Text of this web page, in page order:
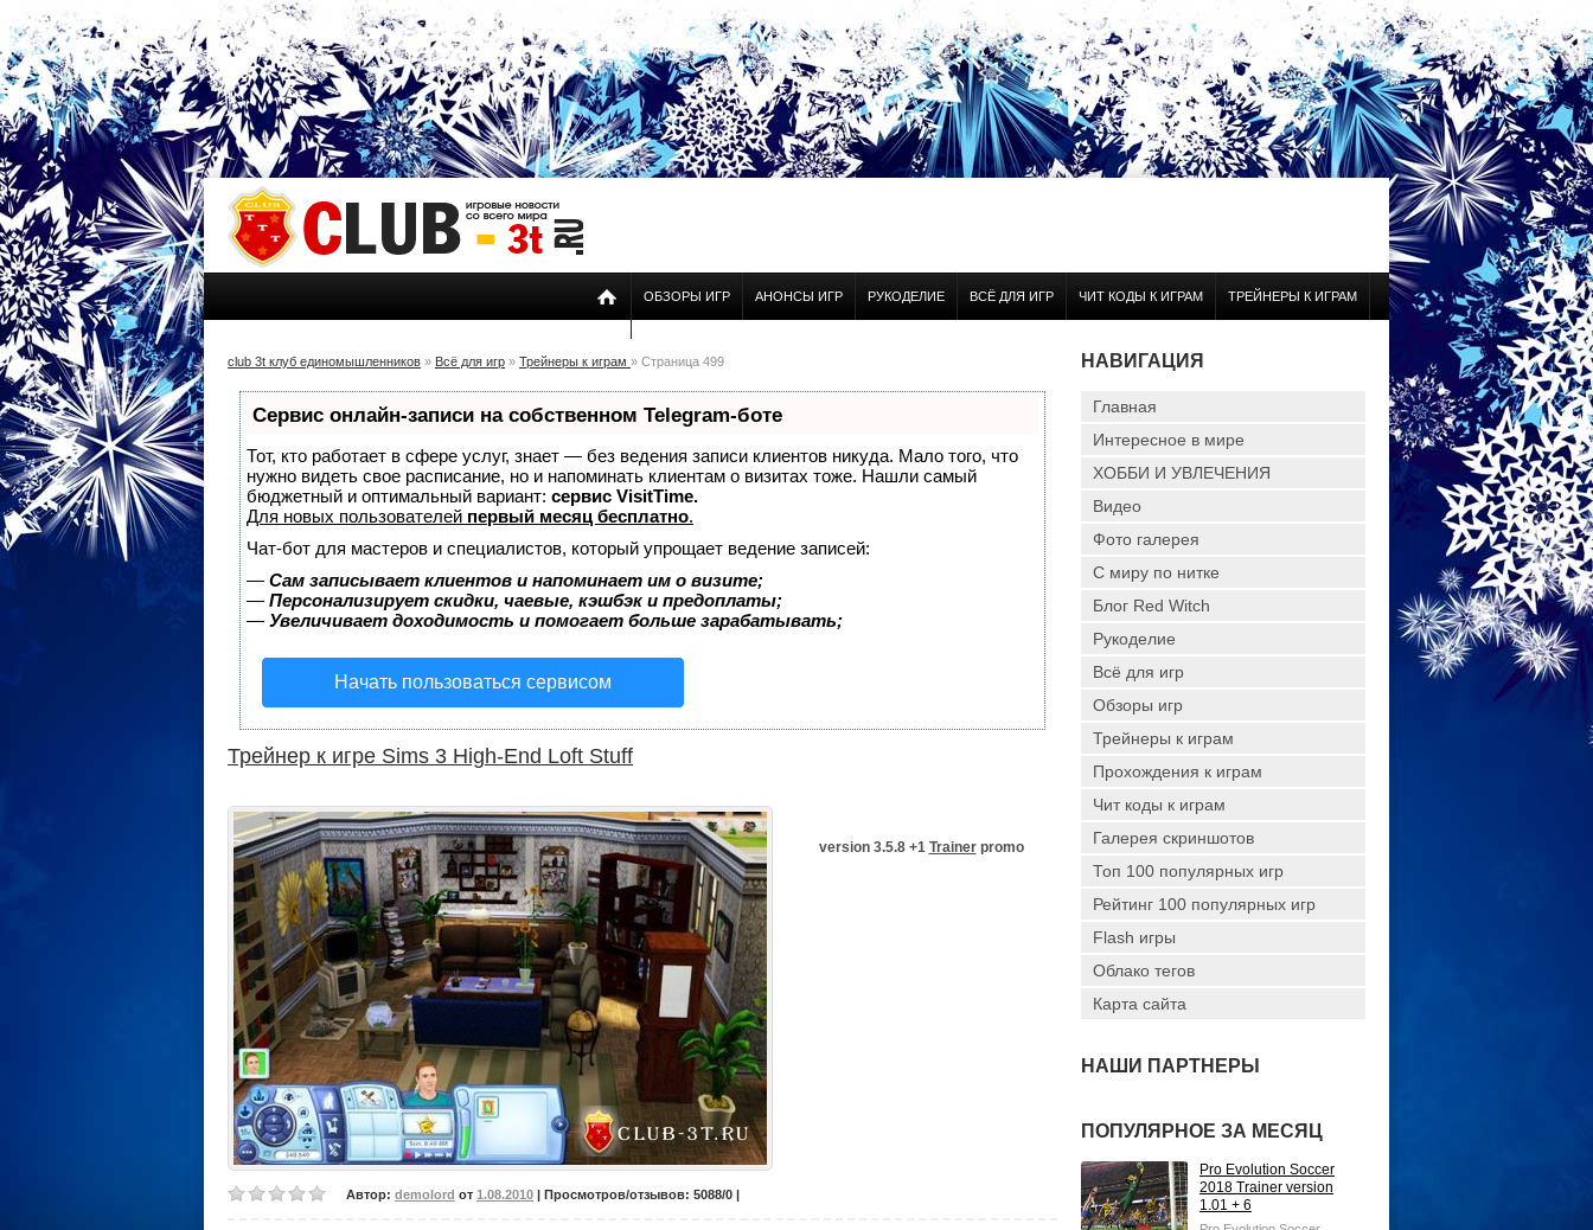
ОБЗОРЫ ИГР АНОНСЫ ИГР РУКОДЕЛИЕ ВСЁ ДЛЯ ИГР ЧИТ КОДЫ К ИГРАМ ТРЕЙНЕРЫ К ИГРАМ
club 3t клуб единомышленников » Всё для игр » Трейнеры к играм » Страница 499
Сервис онлайн-записи на собственном Telegram-боте
Тот, кто работает в сфере услуг, знает — без ведения записи клиентов никуда. Мало того, что
нужно видеть свое расписание, но и напоминать клиентам о визитах тоже. Нашли самый
бюджетный и оптимальный вариант: сервис VisitTime.
Для новых пользователей первый месяц бесплатно.
Чат-бот для мастеров и специалистов, который упрощает ведение записей:
— Сам записывает клиентов и напоминает им о визите;
— Персонализирует скидки, чаевые, кэшбэк и предоплаты;
— Увеличивает доходимость и помогает больше зарабатывать;
Начать пользоваться сервисом
Трейнер к игре Sims 3 High-End Loft Stuff
version 3.5.8 +1 Trainerpromo
Автор: demolord от 1.08.2010 | Просмотров/отзывов: 5088/0 |
НАВИГАЦИЯ
Главная
Интересное в мире
ХОББИ И УВЛЕЧЕНИЯ
Видео
Фото галерея
С миру по нитке
Блог Red Witch
Рукоделие
Всё для игр
Обзоры игр
Трейнеры к играм
Прохождения к играм
Чит коды к играм
Галерея скриншотов
Топ 100 популярных игр
Рейтинг 100 популярных игр
Flash игры
Облако тегов
Карта сайта
НАШИ ПАРТНЕРЫ
ПОПУЛЯРНОЕ ЗА МЕСЯЦ
Pro Evolution Soccer
2018 Trainer version
1.01 + 6